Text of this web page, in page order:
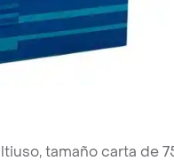
tamaño carta de